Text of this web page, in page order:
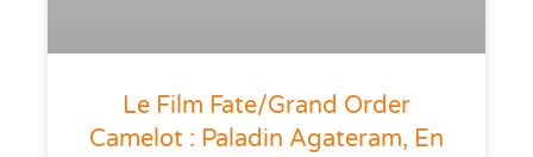
Le Film Fate/Grand Order
Camelot : Paladin Agateram, En